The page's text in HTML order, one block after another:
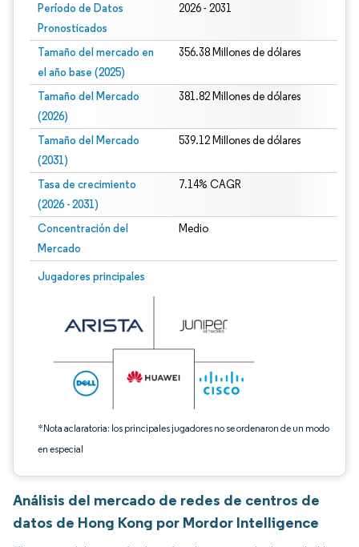
Período de Datos
Pronosticados
2026 - 2031
Tamaño del mercado en
el año base (2025)
356.38 Millones de dólares
Tamaño del Mercado
(2026)
381.82 Millones de dólares
Tamaño del Mercado
(2031)
539.12 Millones de dólares
Tasa de crecimiento
(2026 - 2031)
7.14% CAGR
Concentración del
Mercado
Medio
Jugadores principales
*Nota aclaratoria: los principales jugadores no se ordenaron de un modo
en especial
Imagen © Mordor Intelligence. El uso requiere atribución según CC BY 4.0.
Análisis del mercado de redes de centros de
datos de Hong Kong por Mordor Intelligence